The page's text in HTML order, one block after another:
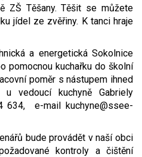
ZŠ Těšany. Těšit se můžete
jídel ze zvěřiny. K tanci hraje
a energetická Sokolnice
pomocnou kuchařku do školní
poměr s nástupem ihned
u vedoucí kuchyně Gabriely
634, e-mail kuchyne@ssee-
bude provádět v naší obci
kontroly a čištění